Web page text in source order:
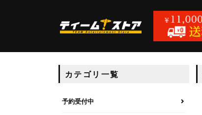
カテゴリ一覧
予約受付中